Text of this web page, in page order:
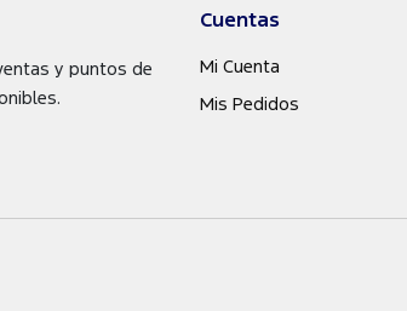
y puntos de
Cuentas
Mi Cuenta
Mis Pedidos